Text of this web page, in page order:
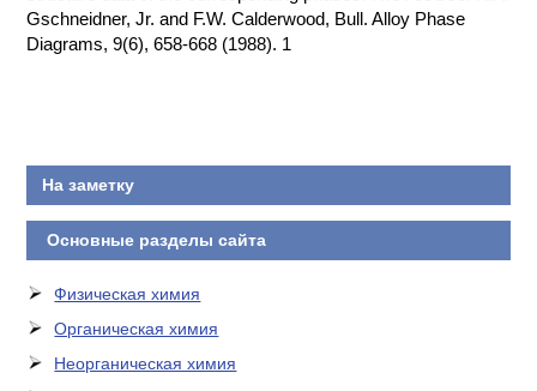
КОНТАКТЫ
Gschneidner, Jr. and F.W. Calderwood, Bull. Alloy Phase
Diagrams, 9(6), 658-668 (1988). 1
На заметку
Основные разделы сайта
Физическая химия
Органическая химия
Неорганическая химия